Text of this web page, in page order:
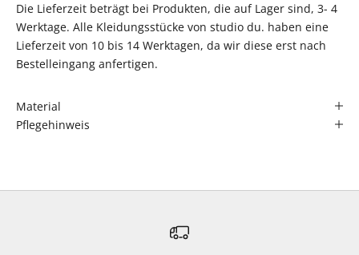
Die Lieferzeit beträgt bei Produkten, die auf Lager sind, 3- 4
Werktage. Alle Kleidungsstücke von studio du. haben eine
Lieferzeit von 10 bis 14 Werktagen, da wir diese erst nach
Bestelleingang anfertigen.
Material
Pflegehinweis